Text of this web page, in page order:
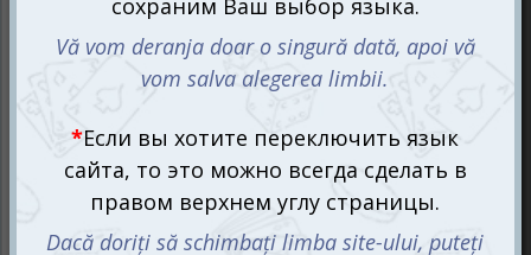
В начале каждого раунда игроки получают карту клана,
которую должны хранить в тайне от остальных до
наступления игрового утра. Эта карта определяет
также ваше место в клановой иерархии.